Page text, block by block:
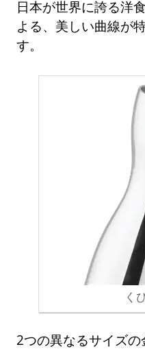
日本が世界に誇る洋
よる、美しい曲線が
す。
く
2つの異なるサイズ